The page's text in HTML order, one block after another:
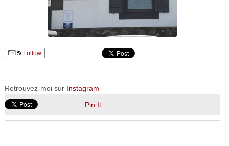
Follow
Retrouvez-moi sur Instagram
Pin It